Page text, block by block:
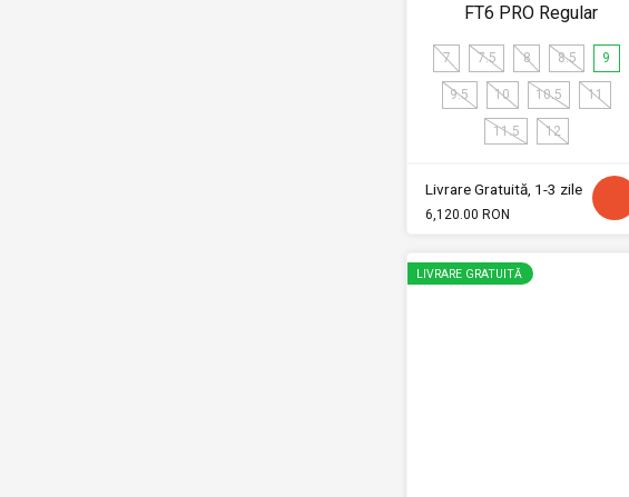
FT6 PRO Regular
7 7.5 8 8.5 9
9.5 10 10.5 11
11.5 12
Livrare Gratuită, 1-3 zile
6,120.00 RON
LIVRARE GRATUITĂ